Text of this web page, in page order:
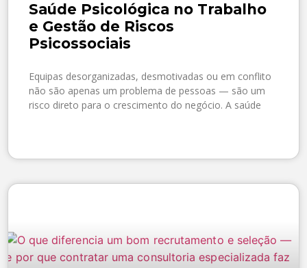
Saúde Psicológica no Trabalho
e Gestão de Riscos
Psicossociais
Equipas desorganizadas, desmotivadas ou em conflito
não são apenas um problema de pessoas — são um
risco direto para o crescimento do negócio. A saúde